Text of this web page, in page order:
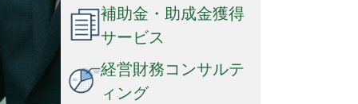
補助金・助成金獲得
サービス
経営財務コンサルテ
ィング